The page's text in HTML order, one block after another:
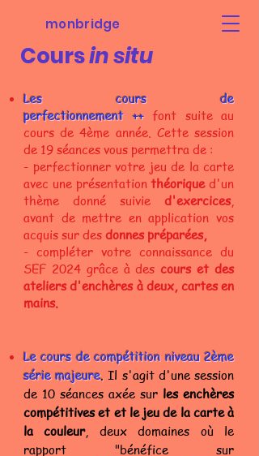
monbridge
Coursin situ
Les cours de
perfectionnement ++ font suite au
cours de 4ème année. Cette session
de 19 séances vous permettra de :
- perfectionner votre jeu de la carte
avec une présentationthéorique d'un
thème donné suivie d'exercices,
avant de mettre en application vos
acquis sur des donnes préparées,
- compléter votre connaissance du
SEF 2024 grâce à des cours et des
ateliers d'enchères à deux, cartes en
mains.
Le cours de compétition niveau 2ème
série majeure.Il s'agit d'une session
de 10 séances axée sur les enchères
compétitives et et le jeu de la carte à
la couleur, deux domaines où le
rapport "bénéfice sur